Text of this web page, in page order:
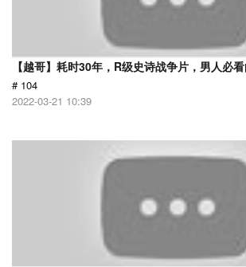
【越哥】耗时30年，R级史诗战争片，男人必
# 104
2022-03-21 10:39